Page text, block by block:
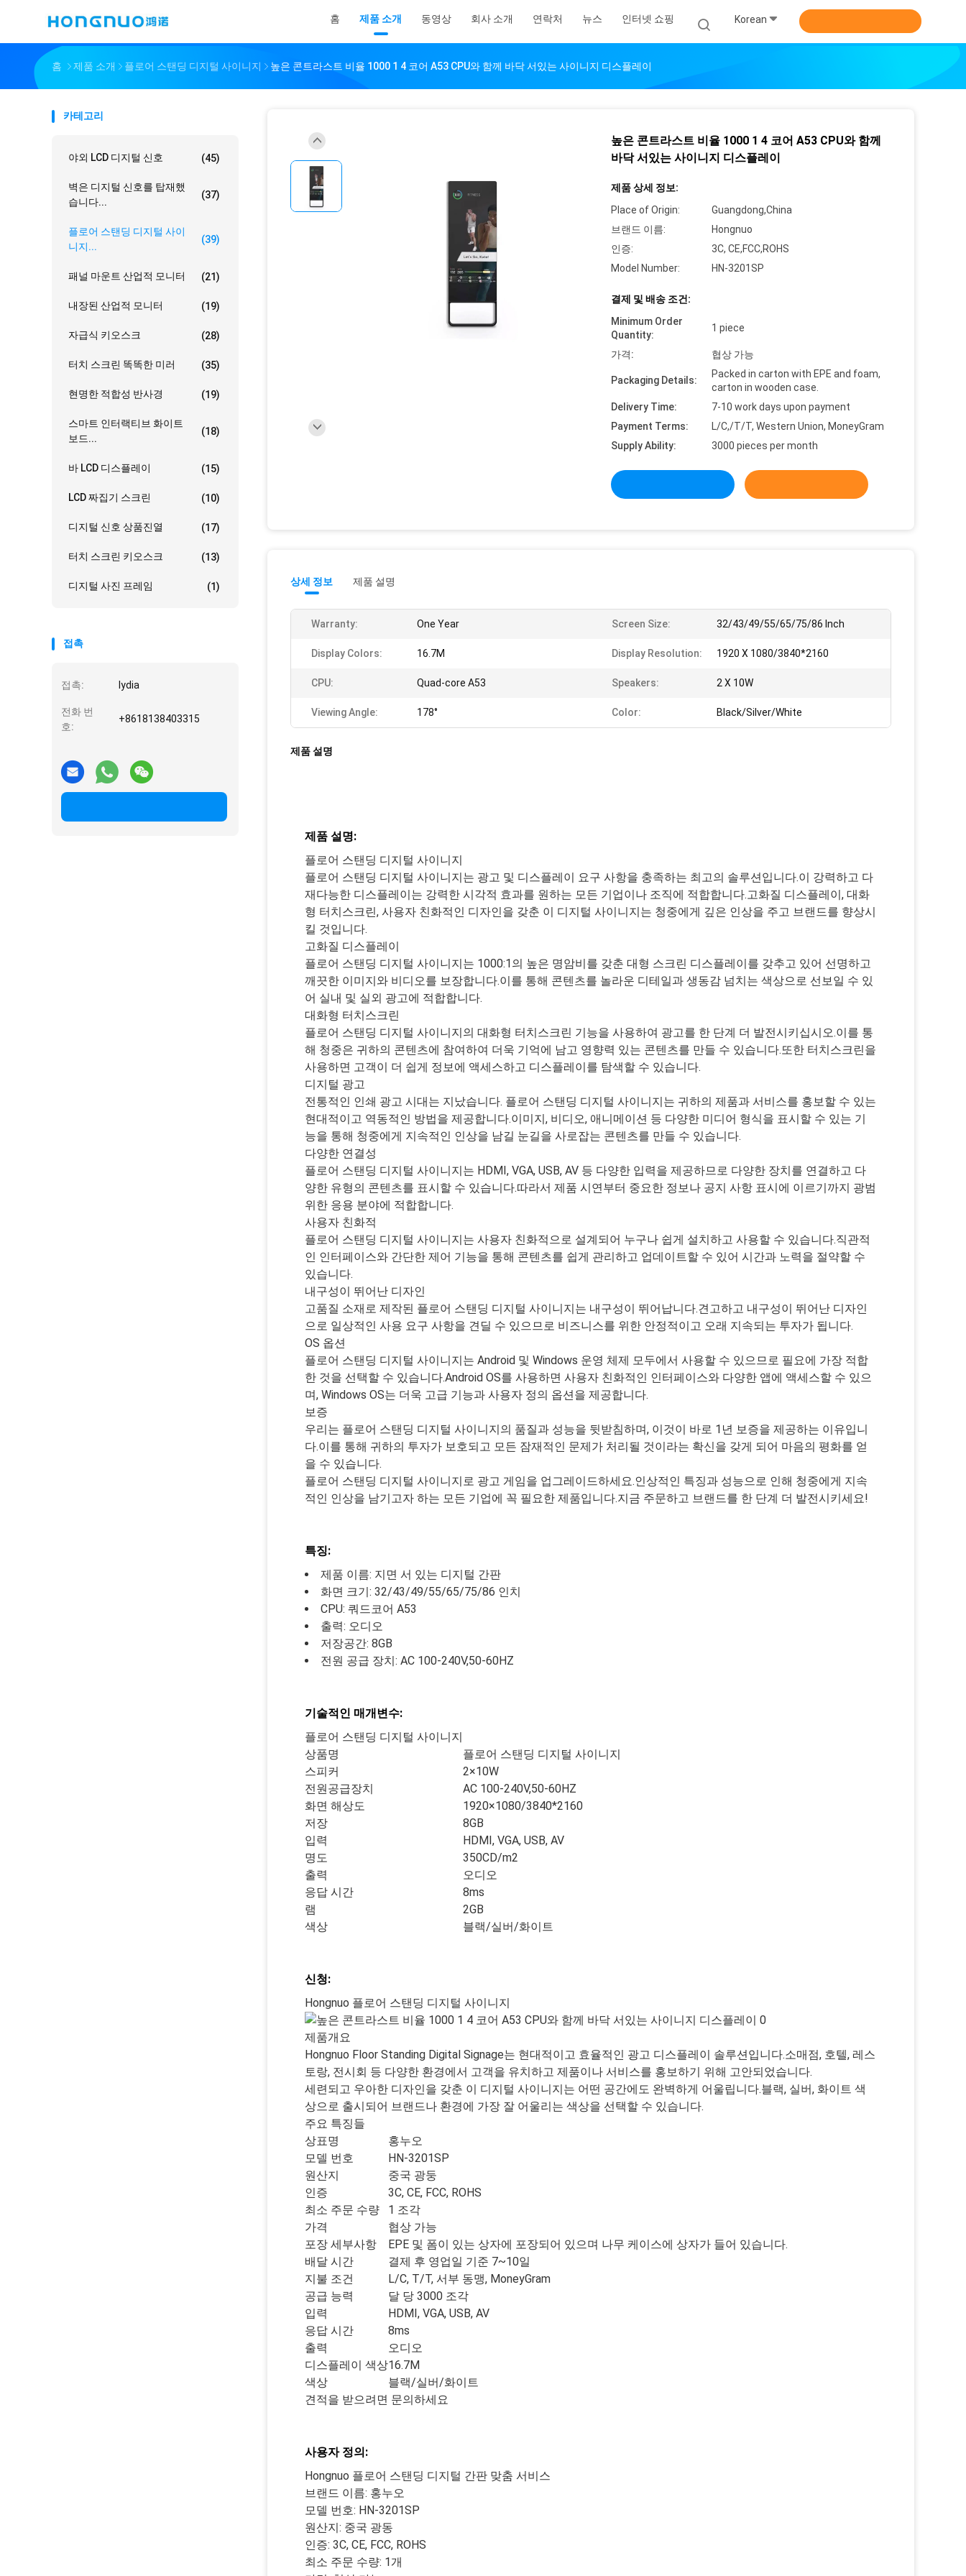
홈 제품 소개 동영상 회사 소개 연락처 뉴스 인터넷 쇼핑 Korean
홈 제품 소개 플로어 스탠딩 디지털 사이니지 높은 콘트라스트 비율 1000 1 4 코어 A53 CPU와 함께 바닥 서있는 사이니지 디스플레이
카테고리
야외 LCD 디지털 신호 (45)
벽은 디지털 신호를 탑재했
습니다...
(37)
플로어 스탠딩 디지털 사이
니지...
(39)
패널 마운트 산업적 모니터 (21)
내장된 산업적 모니터 (19)
자급식 키오스크 (28)
터치 스크린 똑똑한 미러 (35)
현명한 적합성 반사경 (19)
스마트 인터랙티브 화이트
보드...
(18)
바 LCD 디스플레이 (15)
LCD 짜집기 스크린 (10)
디지털 신호 상품진열 (17)
터치 스크린 키오스크 (13)
디지털 사진 프레임 (1)
접촉
접촉: lydia
전화 번
호:
+8618138403315
높은 콘트라스트 비율 1000 1 4 코어 A53 CPU와 함께
바닥 서있는 사이니지 디스플레이
제품 상세 정보:
Place of Origin:
Guangdong,China
브랜드 이름:
Hongnuo
인증:
3C, CE,FCC,ROHS
Model Number:
HN-3201SP
결제 및 배송 조건:
Minimum Order
Quantity:
1 piece
가격: 협상 가능
Packaging Details:
Packed in carton with EPE and foam,
carton in wooden case.
Delivery Time:
7-10 work days upon payment
Payment Terms:
L/C,/T/T, Western Union, MoneyGram
Supply Ability:
3000 pieces per month
상세 정보 제품 설명
Warranty: One Year Screen Size: 32/43/49/55/65/75/86 Inch
Display Colors: 16.7M Display Resolution: 1920 X 1080/3840*2160
CPU: Quad-core A53 Speakers: 2 X 10W
Viewing Angle: 178° Color: Black/Silver/White
제품 설명
제품 설명:
플로어 스탠딩 디지털 사이니지
플로어 스탠딩 디지털 사이니지는 광고 및 디스플레이 요구 사항을 충족하는 최고의 솔루션입니다.이 강력하고 다
재다능한 디스플레이는 강력한 시각적 효과를 원하는 모든 기업이나 조직에 적합합니다.고화질 디스플레이, 대화
형 터치스크린, 사용자 친화적인 디자인을 갖춘 이 디지털 사이니지는 청중에게 깊은 인상을 주고 브랜드를 향상시
킬 것입니다.
고화질 디스플레이
플로어 스탠딩 디지털 사이니지는 1000:1의 높은 명암비를 갖춘 대형 스크린 디스플레이를 갖추고 있어 선명하고
깨끗한 이미지와 비디오를 보장합니다.이를 통해 콘텐츠를 놀라운 디테일과 생동감 넘치는 색상으로 선보일 수 있
어 실내 및 실외 광고에 적합합니다.
대화형 터치스크린
플로어 스탠딩 디지털 사이니지의 대화형 터치스크린 기능을 사용하여 광고를 한 단계 더 발전시키십시오.이를 통
해 청중은 귀하의 콘텐츠에 참여하여 더욱 기억에 남고 영향력 있는 콘텐츠를 만들 수 있습니다.또한 터치스크린을
사용하면 고객이 더 쉽게 정보에 액세스하고 디스플레이를 탐색할 수 있습니다.
디지털 광고
전통적인 인쇄 광고 시대는 지났습니다. 플로어 스탠딩 디지털 사이니지는 귀하의 제품과 서비스를 홍보할 수 있는
현대적이고 역동적인 방법을 제공합니다.이미지, 비디오, 애니메이션 등 다양한 미디어 형식을 표시할 수 있는 기
능을 통해 청중에게 지속적인 인상을 남길 눈길을 사로잡는 콘텐츠를 만들 수 있습니다.
다양한 연결성
플로어 스탠딩 디지털 사이니지는 HDMI, VGA, USB, AV 등 다양한 입력을 제공하므로 다양한 장치를 연결하고 다
양한 유형의 콘텐츠를 표시할 수 있습니다.따라서 제품 시연부터 중요한 정보나 공지 사항 표시에 이르기까지 광범
위한 응용 분야에 적합합니다.
사용자 친화적
플로어 스탠딩 디지털 사이니지는 사용자 친화적으로 설계되어 누구나 쉽게 설치하고 사용할 수 있습니다.직관적
인 인터페이스와 간단한 제어 기능을 통해 콘텐츠를 쉽게 관리하고 업데이트할 수 있어 시간과 노력을 절약할 수
있습니다.
내구성이 뛰어난 디자인
고품질 소재로 제작된 플로어 스탠딩 디지털 사이니지는 내구성이 뛰어납니다.견고하고 내구성이 뛰어난 디자인
으로 일상적인 사용 요구 사항을 견딜 수 있으므로 비즈니스를 위한 안정적이고 오래 지속되는 투자가 됩니다.
OS 옵션
플로어 스탠딩 디지털 사이니지는 Android 및 Windows 운영 체제 모두에서 사용할 수 있으므로 필요에 가장 적합
한 것을 선택할 수 있습니다.Android OS를 사용하면 사용자 친화적인 인터페이스와 다양한 앱에 액세스할 수 있으
며, Windows OS는 더욱 고급 기능과 사용자 정의 옵션을 제공합니다.
보증
우리는 플로어 스탠딩 디지털 사이니지의 품질과 성능을 뒷받침하며, 이것이 바로 1년 보증을 제공하는 이유입니
다.이를 통해 귀하의 투자가 보호되고 모든 잠재적인 문제가 처리될 것이라는 확신을 갖게 되어 마음의 평화를 얻
을 수 있습니다.
플로어 스탠딩 디지털 사이니지로 광고 게임을 업그레이드하세요.인상적인 특징과 성능으로 인해 청중에게 지속
적인 인상을 남기고자 하는 모든 기업에 꼭 필요한 제품입니다.지금 주문하고 브랜드를 한 단계 더 발전시키세요!
특징:
제품 이름: 지면 서 있는 디지털 간판
화면 크기: 32/43/49/55/65/75/86 인치
CPU: 쿼드코어 A53
출력: 오디오
저장공간: 8GB
전원 공급 장치: AC 100-240V,50-60HZ
기술적인 매개변수:
플로어 스탠딩 디지털 사이니지
상품명
플로어 스탠딩 디지털 사이니지
스피커
2×10W
전원공급장치
AC 100-240V,50-60HZ
화면 해상도
1920×1080/3840*2160
저장
8GB
입력
HDMI, VGA, USB, AV
명도
350CD/m2
출력
오디오
응답 시간
8ms
램
2GB
색상
블랙/실버/화이트
신청:
Hongnuo 플로어 스탠딩 디지털 사이니지
제품개요
Hongnuo Floor Standing Digital Signage는 현대적이고 효율적인 광고 디스플레이 솔루션입니다.소매점, 호텔, 레스
토랑, 전시회 등 다양한 환경에서 고객을 유치하고 제품이나 서비스를 홍보하기 위해 고안되었습니다.
세련되고 우아한 디자인을 갖춘 이 디지털 사이니지는 어떤 공간에도 완벽하게 어울립니다.블랙, 실버, 화이트 색
상으로 출시되어 브랜드나 환경에 가장 잘 어울리는 색상을 선택할 수 있습니다.
주요 특징들
상표명
홍누오
모델 번호
HN-3201SP
원산지
중국 광둥
인증
3C, CE, FCC, ROHS
최소 주문 수량
1 조각
가격
협상 가능
포장 세부사항
EPE 및 폼이 있는 상자에 포장되어 있으며 나무 케이스에 상자가 들어 있습니다.
배달 시간
결제 후 영업일 기준 7~10일
지불 조건
L/C, T/T, 서부 동맹, MoneyGram
공급 능력
달 당 3000 조각
입력
HDMI, VGA, USB, AV
응답 시간
8ms
출력
오디오
디스플레이 색상16.7M
색상
블랙/실버/화이트
견적을 받으려면 문의하세요
사용자 정의:
Hongnuo 플로어 스탠딩 디지털 간판 맞춤 서비스
브랜드 이름: 홍누오
모델 번호: HN-3201SP
원산지: 중국 광동
인증: 3C, CE, FCC, ROHS
최소 주문 수량: 1개